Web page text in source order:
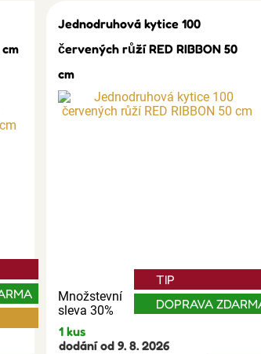
Jednodruhová kytice 100
červených růží RED RIBBON 50
cm
Množstevní
sleva 30%
TIP
DOPRAVA
1 kus
dodání od 9. 8. 2026